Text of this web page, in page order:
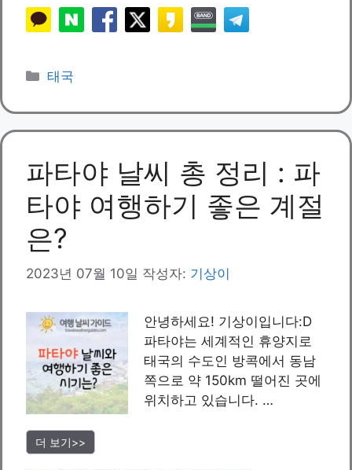
카
고
리
태국
파타야 날씨 총 정리 : 파
타야 여행하기 좋은 계절
은?
2023년 07월 10일 작성자: 기상이
안녕하세요! 기상이입니다:D
파타야는 세계적인 휴양지로
태국의 수도인 방콕에서 동남
쪽으로 약 150km 떨어진 곳에
위치하고 있습니다. …
더 보기>>